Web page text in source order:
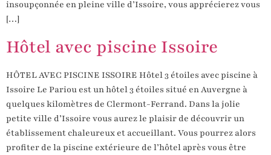
insoupçonnée en pleine ville d’Issoire, vous apprécierez vous
[…]
Hôtel avec piscine Issoire
HÔTEL AVEC PISCINE ISSOIRE Hôtel 3 étoiles avec piscine à
Issoire Le Pariou est un hôtel 3 étoiles situé en Auvergne à
quelques kilomètres de Clermont-Ferrand. Dans la jolie
petite ville d’Issoire vous aurez le plaisir de découvrir un
établissement chaleureux et accueillant. Vous pourrez alors
profiter de la piscine extérieure de l’hôtel après vous être